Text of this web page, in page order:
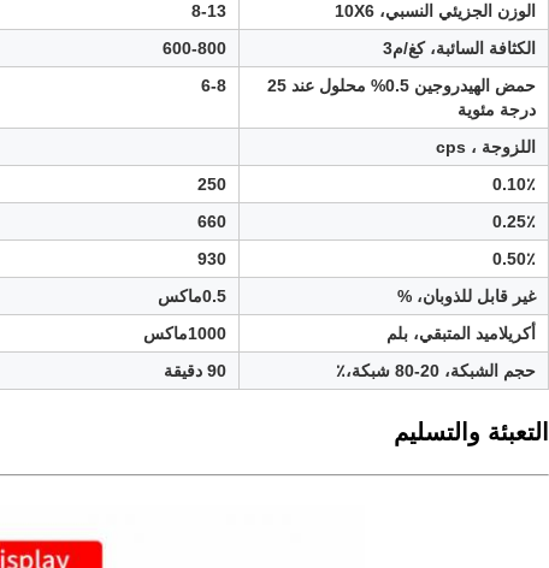
الوزن الجزيئي النسبي، 10X6
8-13
الكثافة السائبة، كغ/م3
600-800
حمض الهيدروجين 0.5% محلول عند 25
درجة مئوية
6-8
اللزوجة ، cps
0.10٪
250
0.25٪
660
0.50٪
930
غير قابل للذوبان، %
0.5ماكس
أكريلاميد المتبقي، بلم
1000ماكس
حجم الشبكة، 20-80 شبكة،٪
90 دقيقة
التعبئة والتسليم